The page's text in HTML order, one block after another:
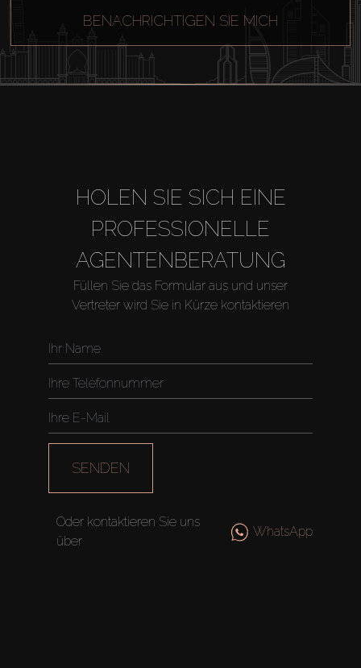
BENACHRICHTIGEN SIE MICH
HOLEN SIE SICH EINE
PROFESSIONELLE
AGENTENBERATUNG
Füllen Sie das Formular aus und unser
Vertreter wird Sie in Kürze kontaktieren
SENDEN
Oder kontaktieren Sie uns
über
WhatsApp